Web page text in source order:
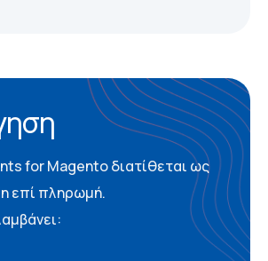
for Magento διατίθεται ως
επί πληρωμή.